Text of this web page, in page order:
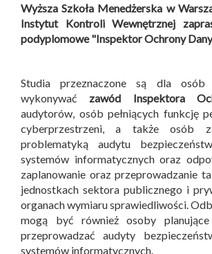
Wyższa Szkoła Menedżerska w
Instytut Kontroli Wewnętrznej
podyplomowe "Inspektor Ochrony
Studia przeznaczone są dla osób
wykonywać zawód Inspektora
audytorów, osób pełniących funkcję
cyberprzestrzeni, a także osób
problematyką audytu
systemów informatycznych oraz
zaplanowanie oraz przeprowadzanie
jednostkach sektora publicznego i
organach wymiaru sprawiedliwości.
mogą być również osoby
przeprowadzać audyty
systemów informatycznych.